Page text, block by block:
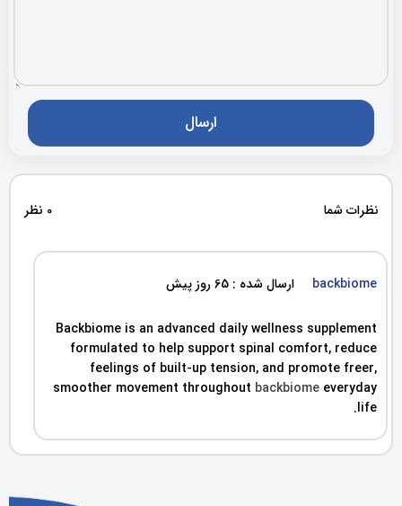
نظرات شما 0 نظر
backbiome ارسال شده : 65 روز پیش
Backbiome is an advanced daily wellness supplement
formulated to help support spinal comfort, reduce
feelings of built-up tension, and promote freer,
smoother movement throughout backbiome everyday
life.